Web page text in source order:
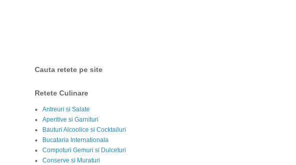
Cauta retete pe site
Retete Culinare
Antreuri si Salate
Aperitive si Garnituri
Bauturi Alcoolice si Cocktailuri
Bucataria Internationala
Compoturi Gemuri si Dulceturi
Conserve si Muraturi